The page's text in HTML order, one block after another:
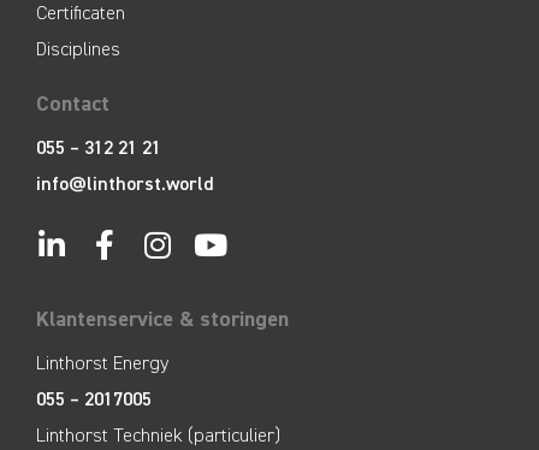
Certificaten
Disciplines
Contact
055 – 312 21 21
info@linthorst.world
Klantenservice & storingen
Linthorst Energy
055 – 2017005
Linthorst Techniek (particulier)